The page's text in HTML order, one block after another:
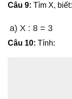
Câu 9: Tìm X, biết:
a) X : 8 = 3
Câu 10: Tính: